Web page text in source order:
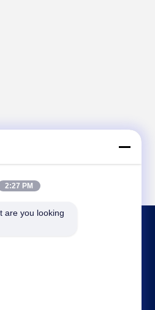
2:27 PM
are you looking